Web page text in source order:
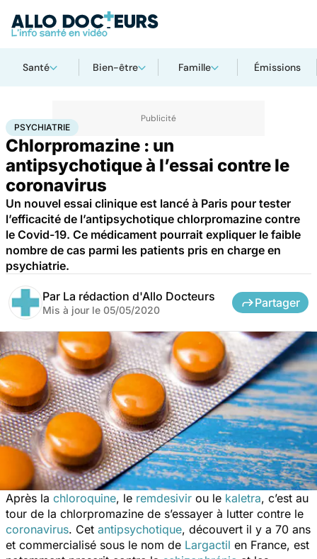
Santé Bien-être Famille Émissions
AccueilBien-être Psychiatrie
PSYCHIATRIE
Chlorpromazine : un
antipsychotique à l’essai contre le
coronavirus
Un nouvel essai clinique est lancé à Paris pour tester
l’efficacité de l’antipsychotique chlorpromazine contre
le Covid-19. Ce médicament pourrait expliquer le faible
nombre de cas parmi les patients pris en charge en
psychiatrie.
Par La rédaction d'Allo Docteurs
Mis à jour le 05/05/2020
Partager
Après la chloroquine, le remdesivir ou le kaletra, c’est au
tour de la chlorpromazine de s’essayer à lutter contre le
coronavirus. Cet antipsychotique, découvert il y a 70 ans
et commercialisé sous le nom de Largactil en France, est